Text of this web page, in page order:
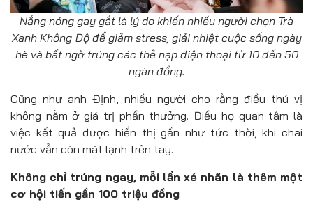
Nắng nóng gay gắt là lý do khiến nhiều người chọn Trà
Xanh Không Độ để giảm stress, giải nhiệt cuộc sống ngày
hè và bất ngờ trúng các thẻ nạp điện thoại từ 10 đến 50
ngàn đồng.
Cũng như anh Định, nhiều người cho rằng điều thú vị
không nằm ở giá trị phần thưởng. Điều họ quan tâm là
việc kết quả được hiển thị gần như tức thời, khi chai
nước vẫn còn mát lạnh trên tay.
Không chỉ trúng ngay, mỗi lần xé nhãn là thêm một
cơ hội tiến gần 100 triệu đồng